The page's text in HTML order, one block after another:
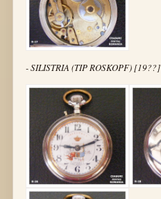
- SILISTRIA (TIP ROSKOPF) [19??]